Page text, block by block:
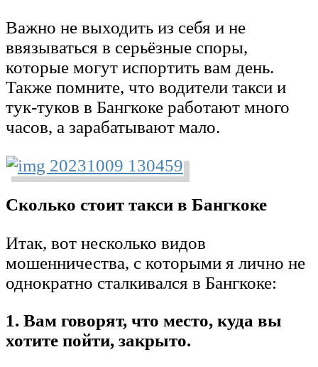
Важно не выходить из себя и не
ввязываться в серьёзные споры,
которые могут испортить вам день.
Также помните, что водители такси и
тук-туков в Бангкоке работают много
часов, а зарабатывают мало.
Сколько стоит такси в Бангкоке
Итак, вот несколько видов
мошенничества, с которыми я лично не
однократно сталкивался в Бангкоке:
1. Вам говорят, что место, куда вы
хотите пойти, закрыто.